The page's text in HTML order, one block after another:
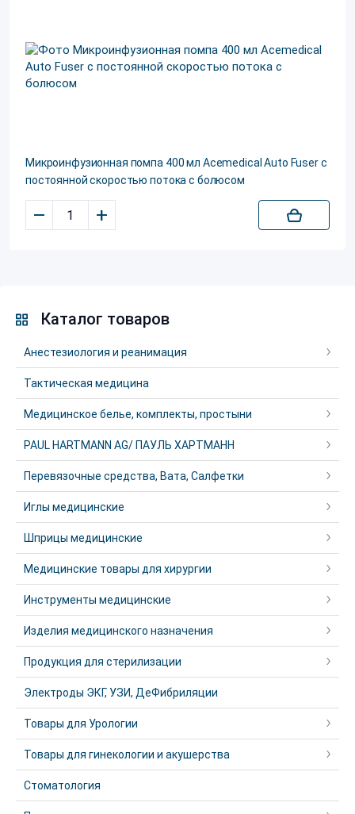
Микроинфузионная помпа 400 мл Acemedical Auto Fuser с
постоянной скоростью потока c болюсом
– +
Каталог товаров
Анестезиология и реанимация
Тактическая медицина
Медицинское белье, комплекты, простыни
PAUL HARTMANN AG/ ПАУЛЬ ХАРТМАНН
Перевязочные средства, Вата, Салфетки
Иглы медицинские
Шприцы медицинские
Медицинские товары для хирургии
Инструменты медицинские
Изделия медицинского назначения
Продукция для стерилизации
Электроды ЭКГ, УЗИ, ДеФибриляции
Товары для Урологии
Товары для гинекологии и акушерства
Стоматология